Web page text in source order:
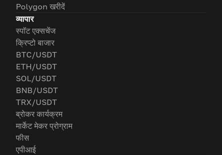
Polygon खरीदें
व्यापार
स्पॉट एक्सचेंज
क्रिप्टो बाजार
BTC/USDT
ETH/USDT
SOL/USDT
BNB/USDT
TRX/USDT
ब्रोकर कार्यक्रम
मार्केट मेकर प्रोग्राम
फीस
एपीआई